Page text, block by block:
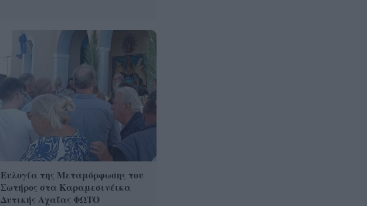
Ευλογία της Μεταμόρφωσης του
Σωτήρος στα Καραμεσινέικα
Δυτικής Αχαΐας ΦΩΤΟ